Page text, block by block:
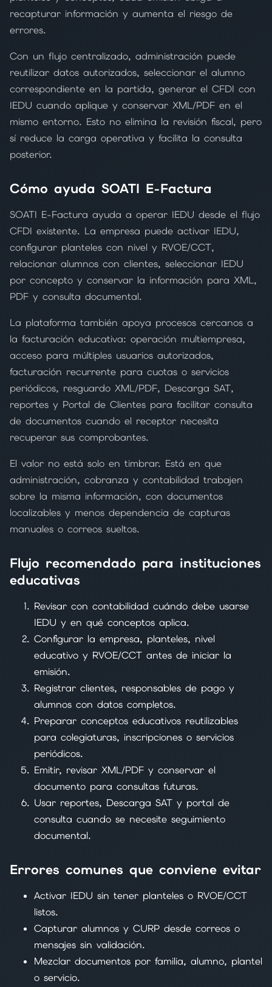
recapturar información y aumenta el riesgo de
errores.
Con un flujo centralizado, administración puede
reutilizar datos autorizados, seleccionar el alumno
correspondiente en la partida, generar el CFDI con
IEDU cuando aplique y conservar XML/PDF en el
mismo entorno. Esto no elimina la revisión fiscal, pero
sí reduce la carga operativa y facilita la consulta
posterior.
Cómo ayuda SOATI E-Factura
SOATI E-Factura ayuda a operar IEDU desde el flujo
CFDI existente. La empresa puede activar IEDU,
configurar planteles con nivel y RVOE/CCT,
relacionar alumnos con clientes, seleccionar IEDU
por concepto y conservar la información para XML,
PDF y consulta documental.
La plataforma también apoya procesos cercanos a
la facturación educativa: operación multiempresa,
acceso para múltiples usuarios autorizados,
facturación recurrente para cuotas o servicios
periódicos, resguardo XML/PDF, Descarga SAT,
reportes y Portal de Clientes para facilitar consulta
de documentos cuando el receptor necesita
recuperar sus comprobantes.
El valor no está solo en timbrar. Está en que
administración, cobranza y contabilidad trabajen
sobre la misma información, con documentos
localizables y menos dependencia de capturas
manuales o correos sueltos.
Flujo recomendado para instituciones
educativas
Revisar con contabilidad cuándo debe usarse
IEDU y en qué conceptos aplica.
Configurar la empresa, planteles, nivel
educativo y RVOE/CCT antes de iniciar la
emisión.
Registrar clientes, responsables de pago y
alumnos con datos completos.
Preparar conceptos educativos reutilizables
para colegiaturas, inscripciones o servicios
periódicos.
Emitir, revisar XML/PDF y conservar el
documento para consultas futuras.
Usar reportes, Descarga SAT y portal de
consulta cuando se necesite seguimiento
documental.
Errores comunes que conviene evitar
Activar IEDU sin tener planteles o RVOE/CCT
listos.
Capturar alumnos y CURP desde correos o
mensajes sin validación.
Mezclar documentos por familia, alumno, plantel
o servicio.